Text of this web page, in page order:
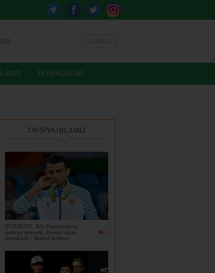
OZ
2028 BOSHQALAR
TAVSIYA QILAMIZ
0
INTERVYU. Ikki Prezidentning
mehrini qozonib, duosini olgan
dzyudochi - Rishod Sobirov